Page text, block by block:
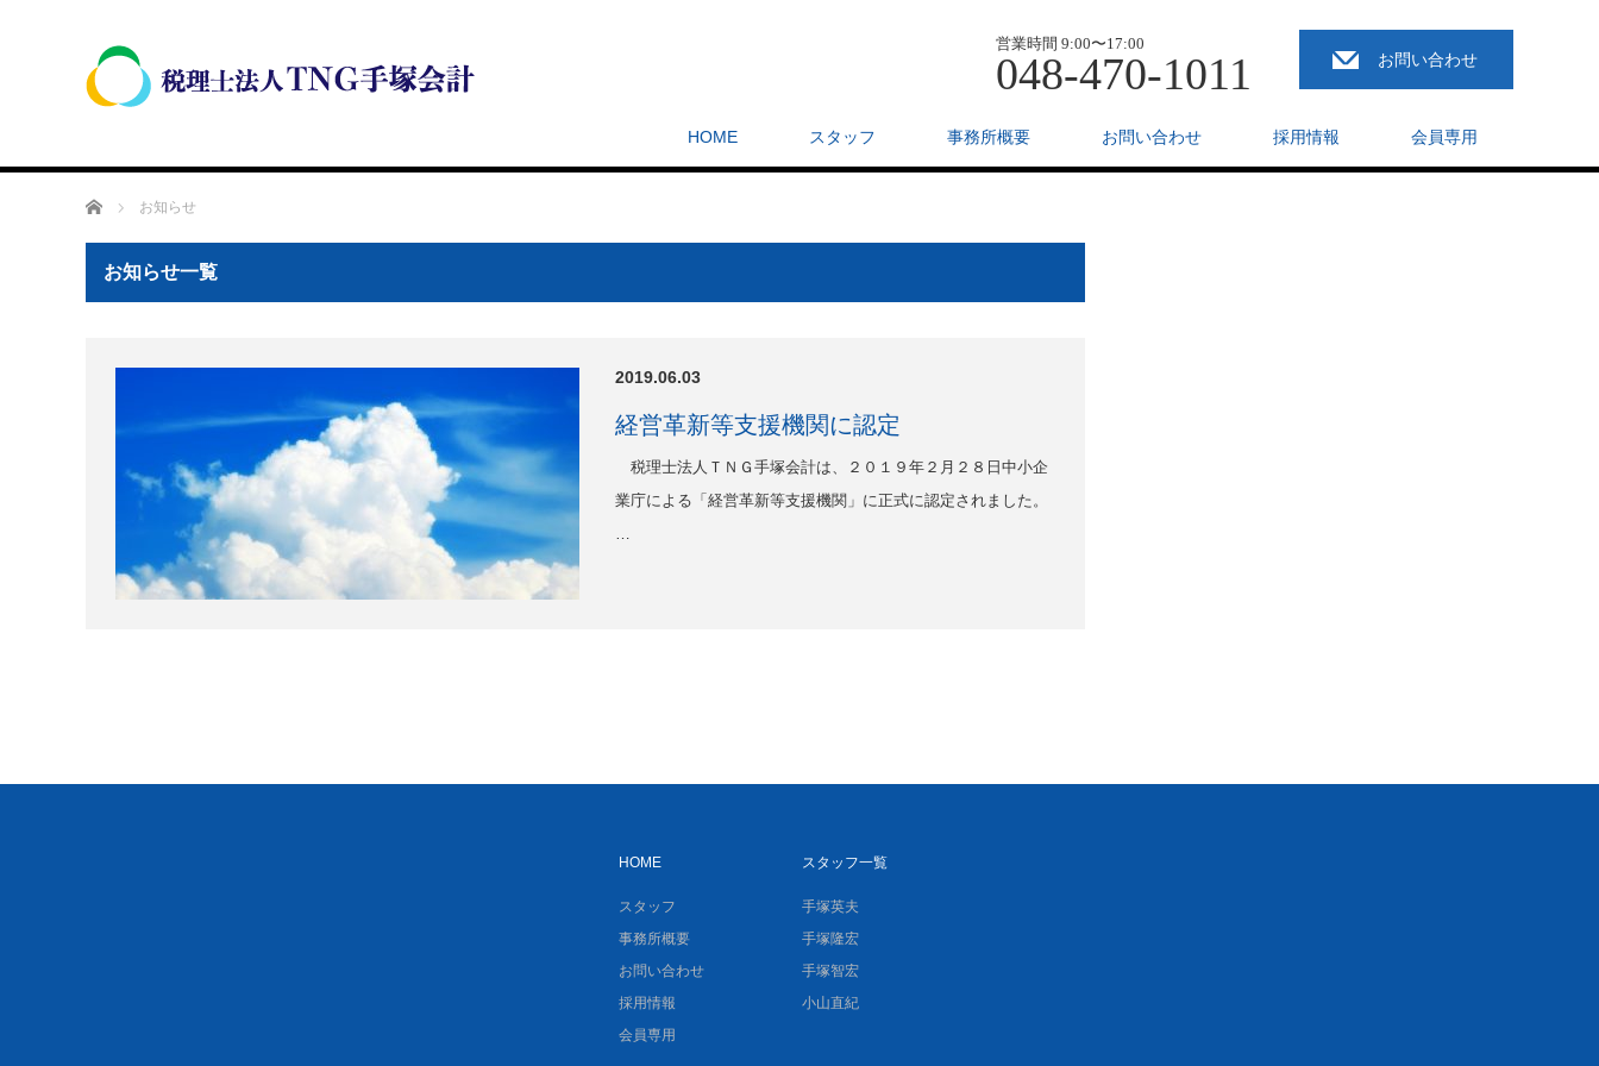
営業時間 9:00〜17:00
048-470-1011 お問い合わせ
HOME スタッフ 事務所概要 お問い合わせ 採用情報 会員専用
ホーム お知らせ
お知らせ一覧
2019.06.03
経営革新等支援機関に認定
税理士法人ＴＮＧ手塚会計は、２０１９年２月２８日中小企
業庁による「経営革新等支援機関」に正式に認定されました。
…
HOME
スタッフ
事務所概要
お問い合わせ
採用情報
会員専用
スタッフ一覧
手塚英夫
手塚隆宏
手塚智宏
小山直紀